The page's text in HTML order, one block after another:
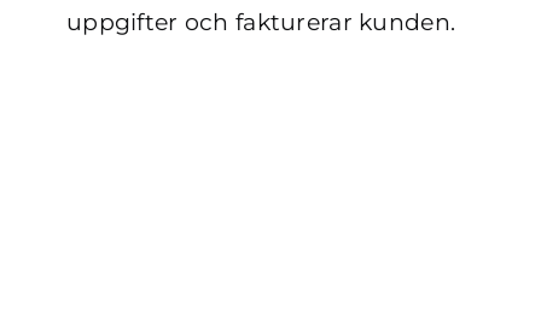
uppgifter och fakturerar kunden.